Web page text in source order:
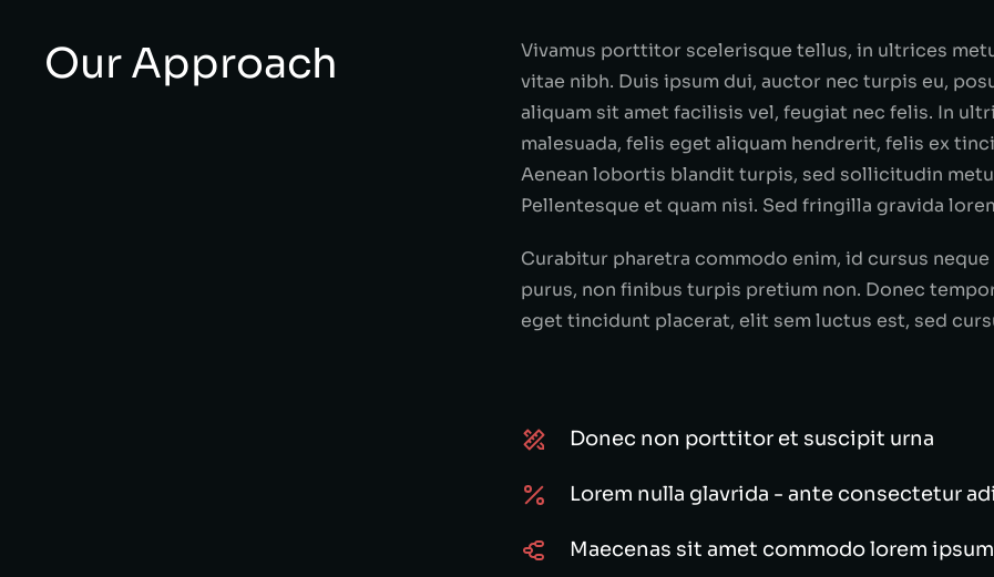
Our Approach
Vivamus porttitor scelerisque tellus, in ultrices
vitae nibh. Duis ipsum dui, auctor nec turpis eu,
aliquam sit amet facilisis vel, feugiat nec felis. In
malesuada, felis eget aliquam hendrerit, felis ex
Aenean lobortis blandit turpis, sed sollicitudin
Pellentesque et quam nisi. Sed fringilla gravida
Curabitur pharetra commodo enim, id cursus
purus, non finibus turpis pretium non. Donec
eget tincidunt placerat, elit sem luctus est, sed
Donec non porttitor et suscipit urna
Lorem nulla glavrida - ante consectetur
Maecenas sit amet commodo lorem